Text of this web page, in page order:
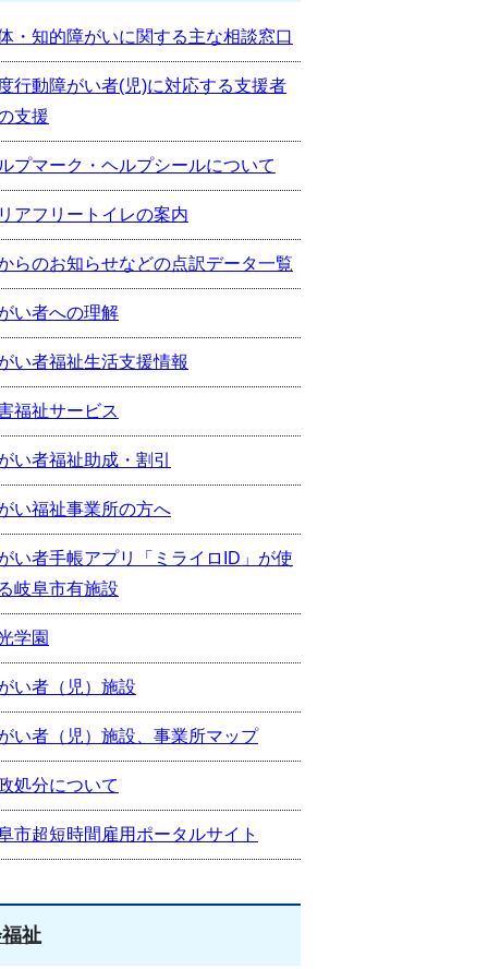
・知的障がいに関する主な相談窓口
行動障がい者(児)に対応する支援者
支援
プマーク・ヘルプシールについて
アフリートイレの案内
らのお知らせなどの点訳データ一覧
い者への理解
い者福祉生活支援情報
福祉サービス
い者福祉助成・割引
い福祉事業所の方へ
い者手帳アプリ「ミライロID」が使
岐阜市有施設
学園
い者（児）施設
い者（児）施設、事業所マップ
処分について
市超短時間雇用ポータルサイト
祉